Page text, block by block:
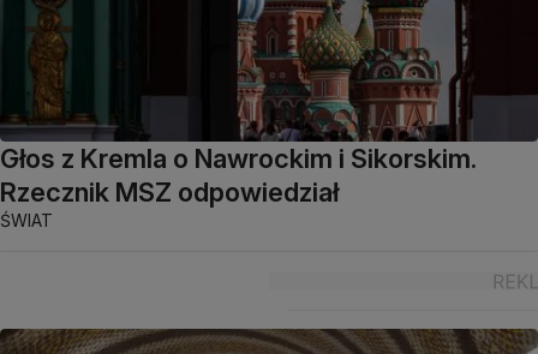
Głos z Kremla o Nawrockim i Sikorskim.
Rzecznik MSZ odpowiedział
ŚWIAT